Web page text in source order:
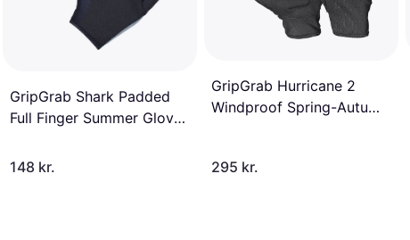
GripGrab Shark Padded
Full Finger Summer Gloves
148 kr.
GripGrab Hurricane 2
Windproof Spring-Autumn
295 kr.